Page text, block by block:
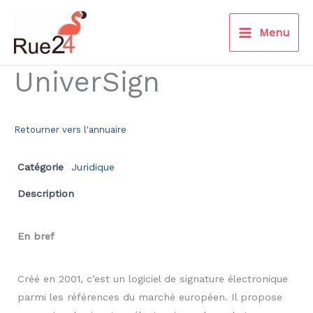
contenu
Menu
UniverSign
Retourner vers l'annuaire
Catégorie Juridique
Description
En bref
Créé en 2001, c’est un logiciel de signature électronique
parmi les références du marché européen. Il propose